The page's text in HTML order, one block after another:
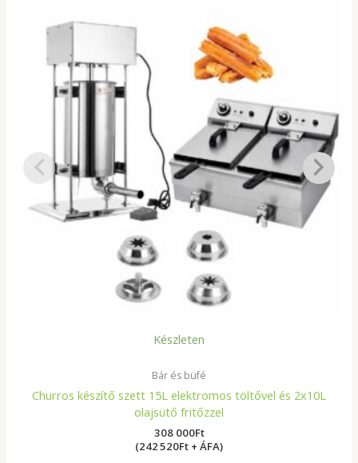
Készleten
Bár és büfé
Churros készítő szett 15L elektromos töltővel és 2x10L
olajsütő fritőzzel
308 000Ft
(242 520Ft + ÁFA)